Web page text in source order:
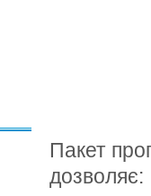
Пакет
дозволяє: